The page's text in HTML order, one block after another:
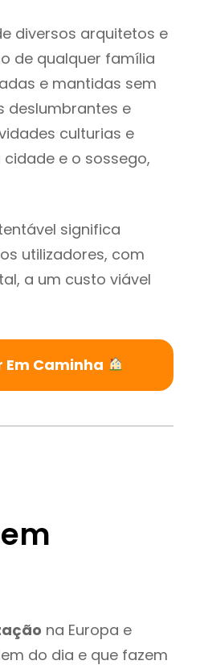
diversos arquitetos e
de qualquer família
e mantidas sem
deslumbrantes e
culturias e
e o sossego,
significa
utilizadores, com
a um custo viável
Caminha
na Europa e
do dia e que fazem